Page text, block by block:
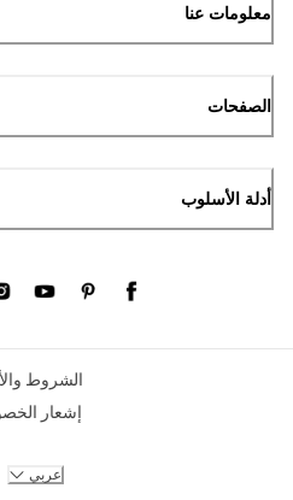
معلومات عنا
الصفحات
أدلة الأسلوب
الشروط
إشعار
عربي